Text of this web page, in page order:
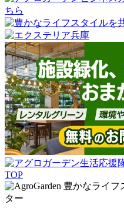
TOP
豊かなライフ
ター